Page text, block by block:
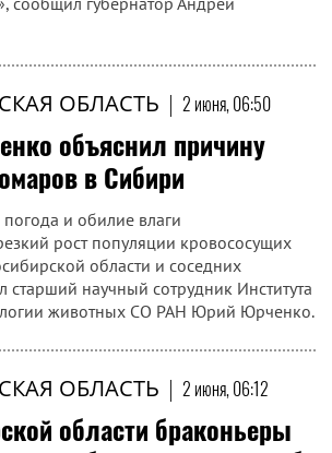
ОБЛАСТЬ | 2 июня, 06:50
объяснил причину
в Сибири
и обилие влаги
рост популяции кровососущих
области и соседних
старший научный сотрудник Института
животных СО РАН Юрий Юрченко.
ОБЛАСТЬ | 2 июня, 06:12
области браконьеры